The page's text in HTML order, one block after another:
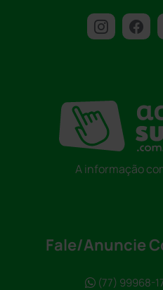
A informação
Fale/Anuncie
(77) 99968-